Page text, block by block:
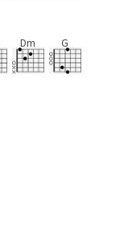
Dm G